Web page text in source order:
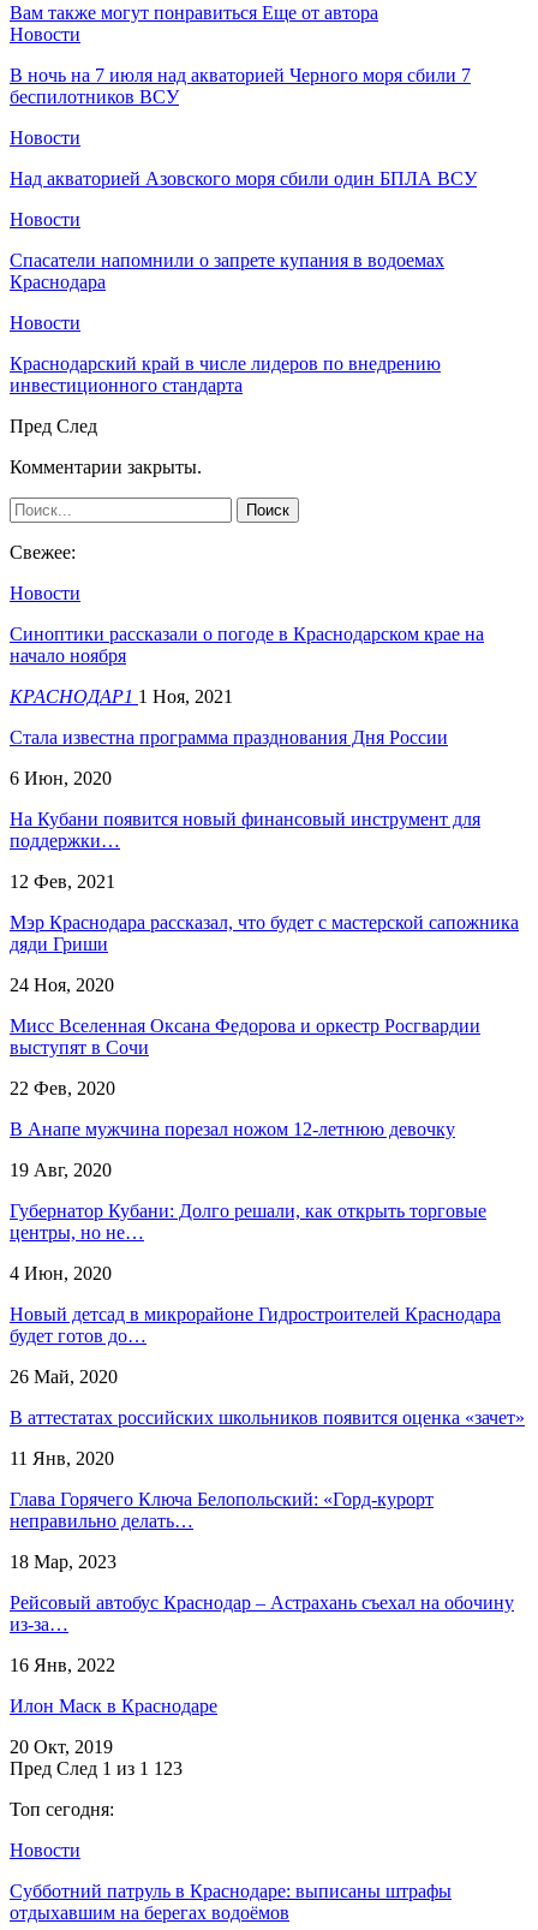
Вам также могут понравиться Еще от автора
Новости
В ночь на 7 июля над акваторией Черного моря сбили 7
беспилотников ВСУ
Новости
Над акваторией Азовского моря сбили один БПЛА ВСУ
Новости
Спасатели напомнили о запрете купания в водоемах
Краснодара
Новости
Краснодарский край в числе лидеров по внедрению
инвестиционного стандарта
Пред След
Комментарии закрыты.
Свежее:
Новости
Синоптики рассказали о погоде в Краснодарском крае на
начало ноября
КРАСНОДАР1 1 Ноя, 2021
Стала известна программа празднования Дня России
6 Июн, 2020
На Кубани появится новый финансовый инструмент для
поддержки…
12 Фев, 2021
Мэр Краснодара рассказал, что будет с мастерской сапожника
дяди Гриши
24 Ноя, 2020
Мисс Вселенная Оксана Федорова и оркестр Росгвардии
выступят в Сочи
22 Фев, 2020
В Анапе мужчина порезал ножом 12-летнюю девочку
19 Авг, 2020
Губернатор Кубани: Долго решали, как открыть торговые
центры, но не…
4 Июн, 2020
Новый детсад в микрорайоне Гидростроителей Краснодара
будет готов до…
26 Май, 2020
В аттестатах российских школьников появится оценка «зачет»
11 Янв, 2020
Глава Горячего Ключа Белопольский: «Горд-курорт
неправильно делать…
18 Мар, 2023
Рейсовый автобус Краснодар – Астрахань съехал на обочину
из-за…
16 Янв, 2022
Илон Маск в Краснодаре
20 Окт, 2019
Пред След 1 из 1 123
Топ сегодня:
Новости
Субботний патруль в Краснодаре: выписаны штрафы
отдыхавшим на берегах водоёмов